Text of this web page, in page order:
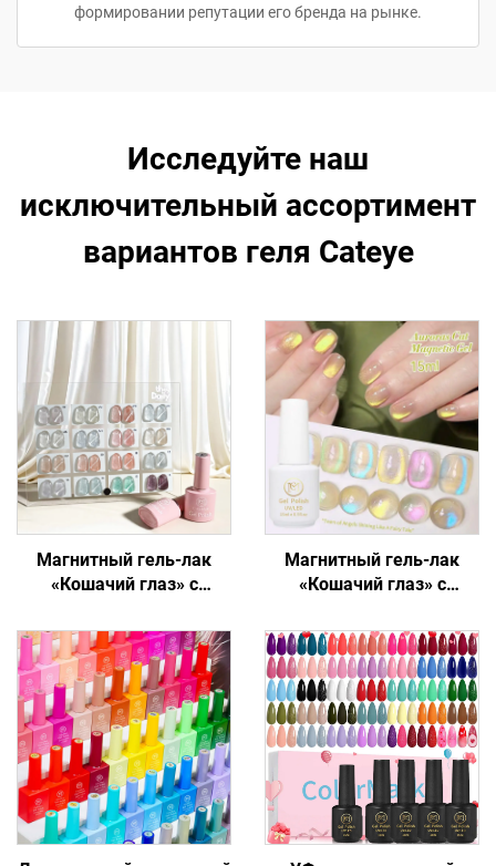
формировании репутации его бренда на рынке.
Исследуйте наш
исключительный ассортимент
вариантов геля Cateye
Магнитный гель-лак
«Кошачий глаз» с
блеском
Магнитный гель-лак
«Кошачий глаз» с
блеском